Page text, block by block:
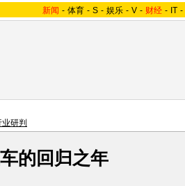
新闻 - 体育 - S - 娱乐 - V - 财经 - IT -
业研判
的回归之年